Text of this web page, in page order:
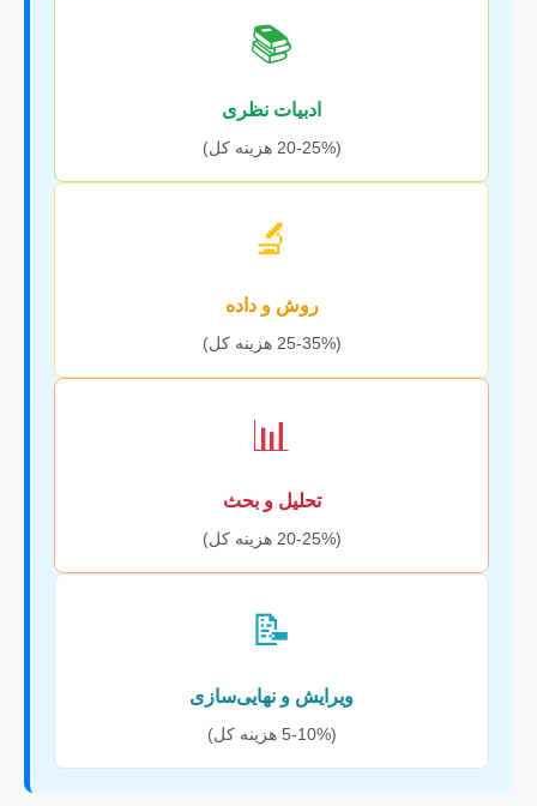
📚
ادبیات نظری
(20-25% هزینه کل)
🔬
روش و داده
(25-35% هزینه کل)
📊
تحلیل و بحث
(20-25% هزینه کل)
📝
ویرایش و نهایی‌سازی
(5-10% هزینه کل)